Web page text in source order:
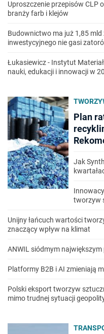
Uproszczenie przepisów CLP
branży farb i klejów
Budownictwo ma już 1,85 mld
inwestycyjnego nie gasi
Łukasiewicz - Instytut
nauki, edukacji i innowacji w
Plan
Jak
tworzyw
Unijny łańcuch wartości
znaczący wpływ na klimat
ANWIL siódmym
Platformy B2B i AI zmieniają
Polski eksport tworzyw
mimo trudnej sytuacji